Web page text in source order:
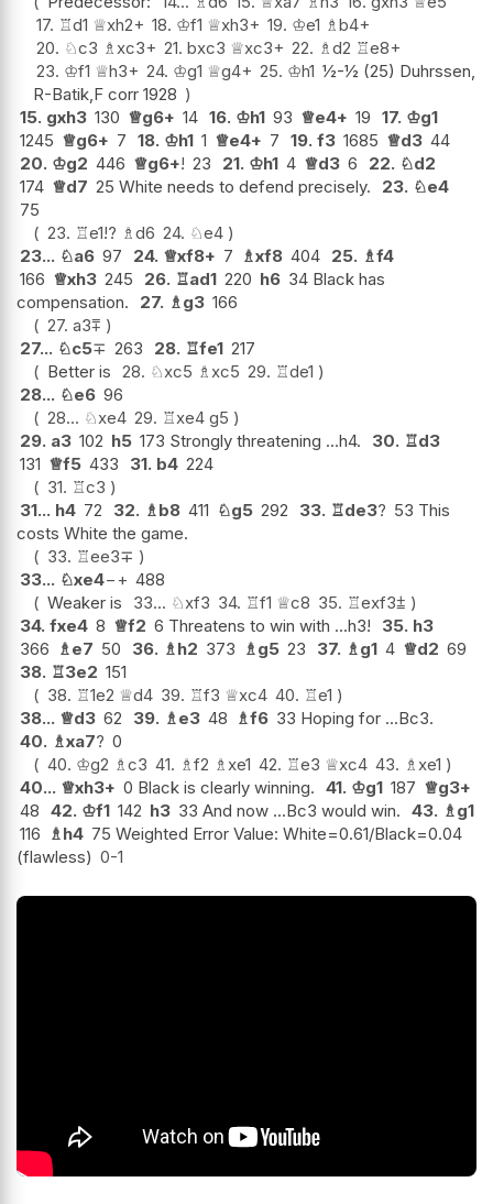
17. ♖d1 ♕xh2+ 18. ♔f1 ♕xh3+ 19. ♔e1 ♗b4+
20. ♘c3 ♗xc3+ 21. bxc3 ♕xc3+ 22. ♗d2 ♖e8+
23. ♔f1 ♕h3+ 24. ♔g1 ♕g4+ 25. ♔h1 ½-½ (25) Duhrssen,
R-Batik,F corr 1928
15. gxh3 130 ♕g6+ 14 16. ♔h1 93 ♕e4+ 19 17. ♔g1
1245 ♕g6+ 7 18. ♔h1 1 ♕e4+ 7 19. f3 1685 ♕d3 44
20. ♔g2 446 ♕g6+! 23 21. ♔h1 4 ♕d3 6 22. ♘d2
174 ♕d7 25 White needs to defend precisely. 23. ♘e4
75
23. ♖e1!? ♗d6 24. ♘e4
23... ♘a6 97 24. ♕xf8+ 7 ♗xf8 404 25. ♗f4
166 ♕xh3 245 26. ♖ad1 220 h6 34 Black has
compensation.
27. ♗g3 166
27. a3⩱
27... ♘c5∓ 263 28. ♖fe1 217
Better is 28. ♘xc5 ♗xc5 29. ♖de1
28... ♘e6 96
28... ♘xe4 29. ♖xe4 g5
29. a3 102 h5 173 Strongly threatening ...h4. 30. ♖d3
131 ♕f5 433 31. b4 224
31. ♖c3
31... h4 72 32. ♗b8 411 ♘g5 292 33. ♖de3? 53 This
costs White the game.
33. ♖ee3∓
33... ♘xe4−+ 488
Weaker is
33... ♘xf3 34. ♖f1 ♕c8 35. ♖exf3⩲
34. fxe4 8 ♕f2 6 Threatens to win with ...h3! 35. h3
366 ♗e7 50 36. ♗h2 373 ♗g5 23 37. ♗g1 4 ♕d2 69
38. ♖3e2 151
38. ♖1e2 ♕d4 39. ♖f3 ♕xc4 40. ♖e1
38... ♕d3 62 39. ♗e3 48 ♗f6 33 Hoping for ...Bc3.
40. ♗xa7? 0
40. ♔g2 ♗c3 41. ♗f2 ♗xe1 42. ♖e3 ♕xc4 43. ♗xe1
40... ♕xh3+ 0 Black is clearly winning. 41. ♔g1 187 ♕g3+
48 42. ♔f1 142 h3 33 And now ...Bc3 would win. 43. ♗g1
116 ♗h4 75 Weighted Error Value: White=0.61/Black=0.04
(flawless) 0-1